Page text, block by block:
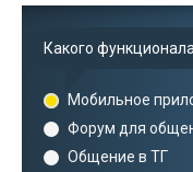
Какого
Мобильное
Форум для
Общение в ТГ